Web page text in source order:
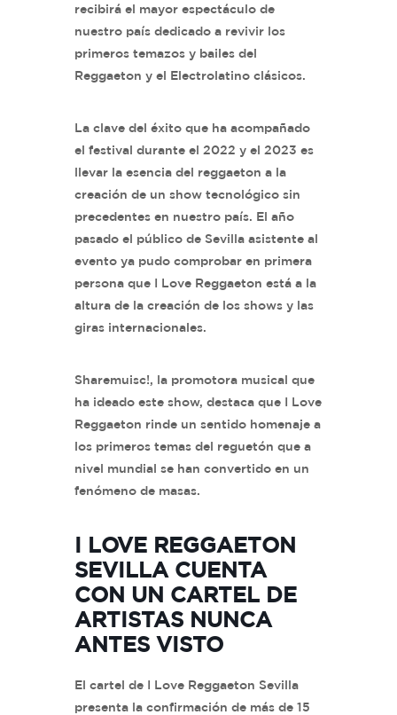
recibirá el mayor espectáculo de
nuestro país dedicado a revivir los
primeros temazos y bailes del
Reggaeton y el Electrolatino clásicos.
La clave del éxito que ha acompañado
el festival durante el 2022 y el 2023 es
llevar la esencia del reggaeton a la
creación de un show tecnológico sin
precedentes en nuestro país. El año
pasado el público de Sevilla asistente al
evento ya pudo comprobar en primera
persona que I Love Reggaeton está a la
altura de la creación de los shows y las
giras internacionales.
Sharemuisc!, la promotora musical que
ha ideado este show, destaca que I Love
Reggaeton rinde un sentido homenaje a
los primeros temas del reguetón que a
nivel mundial se han convertido en un
fenómeno de masas.
I LOVE REGGAETON
SEVILLA CUENTA
CON UN CARTEL DE
ARTISTAS NUNCA
ANTES VISTO
El cartel de I Love Reggaeton Sevilla
presenta la confirmación de más de 15